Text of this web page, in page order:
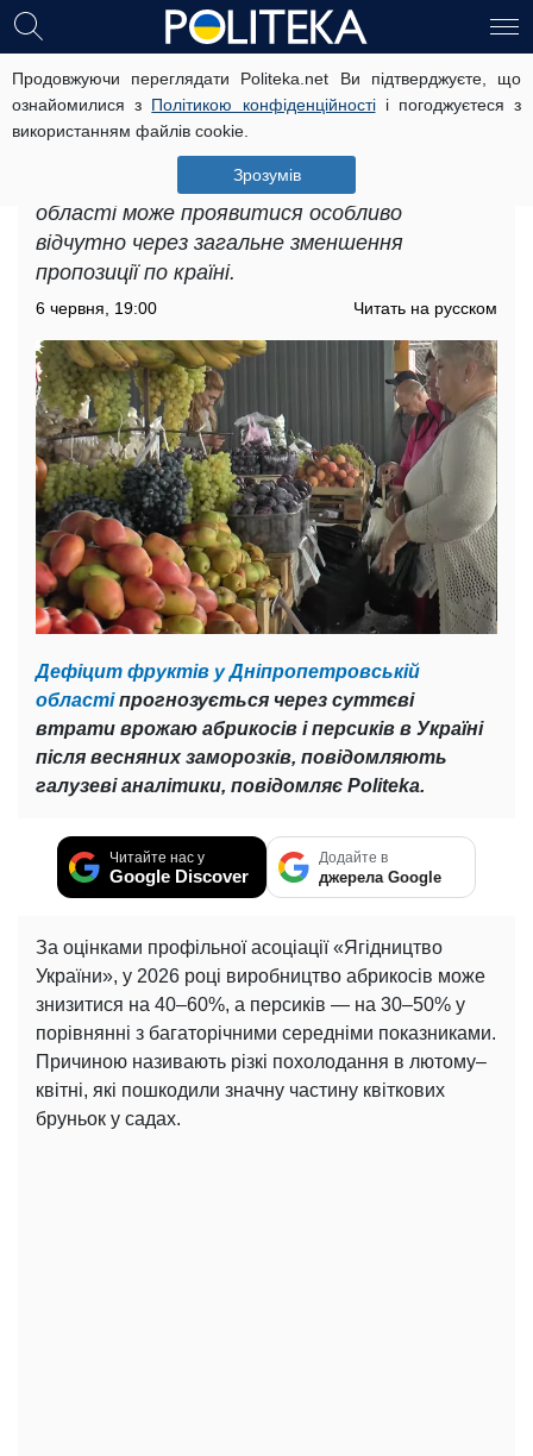
Продовжуючи переглядати Politeka.net Ви підтверджуєте, що
ознайомилися з Політикою конфіденційностіі погоджуєтеся з
використанням файлів cookie.
Зрозумів
Дефіцит фруктів у
Дніпропетровській області: нова
проблема знову непокоїть жителів
Дефіцит фруктів у Дніпропетровській
області може проявитися особливо
відчутно через загальне зменшення
пропозиції по країні.
6 червня, 19:00 Читать на русском
Дефіцит фруктів у Дніпропетровській
областіпрогнозується через суттєві
втрати врожаю абрикосів і персиків в Україні
після весняних заморозків, повідомляють
галузеві аналітики, повідомляє Politeka.
Читайте нас у
Google Discover
Додайте в
джерела Google
За оцінками профільної асоціації «Ягідництво
України», у 2026 році виробництво абрикосів може
знизитися на 40–60%, а персиків — на 30–50% у
порівнянні з багаторічними середніми показниками.
Причиною називають різкі похолодання в лютому–
квітні, які пошкодили значну частину квіткових
бруньок у садах.